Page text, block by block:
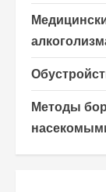
Методы